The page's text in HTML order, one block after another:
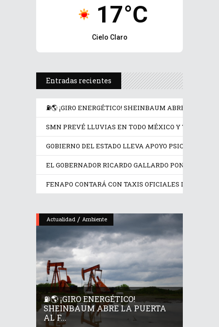
17°C
Cielo Claro
Entradas recientes
⛽🌎 ¡GIRO ENERGÉTICO! SHEINBAUM ABRE LA
SMN PREVÉ LLUVIAS EN TODO MÉXICO Y
GOBIERNO DEL ESTADO LLEVA APOYO
EL GOBERNADOR RICARDO GALLARDO PONE EN
FENAPO CONTARÁ CON TAXIS OFICIALES
Actualidad / Ambiente
⛽🌎 ¡GIRO ENERGÉTICO!
SHEINBAUM ABRE LA PUERTA
AL F...